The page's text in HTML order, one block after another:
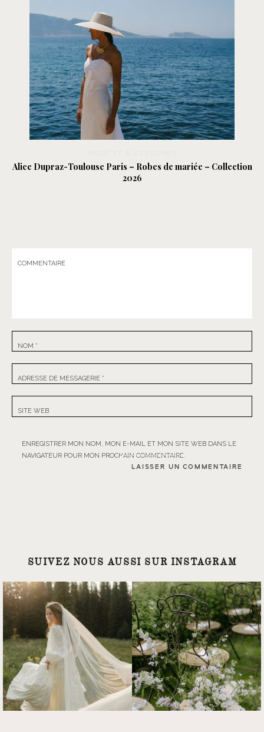
Alice Dupraz-Toulouse Paris – Robes de mariée – Collection
2026
COMMENTAIRE
NOM *
ADRESSE DE MESSAGERIE *
SITE WEB
ENREGISTRER MON NOM, MON E-MAIL ET MON SITE WEB DANS LE
NAVIGATEUR POUR MON PROCHAIN COMMENTAIRE.
SUIVEZ NOUS AUSSI SUR INSTAGRAM